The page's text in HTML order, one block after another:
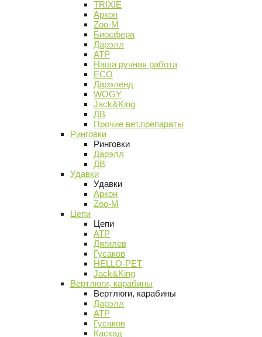
TRIXIE
Аркон
Zoo-M
Биосфера
Дарэлл
АТР
Наша ручная работа
ECO
Дарэленд
WOGY
Jack&King
ДВ
Прочие вет.препараты
Ринговки
Ринговки
Дарэлл
ДВ
Удавки
Удавки
Аркон
Zoo-M
Цепи
Цепи
АТР
Дягилев
Гусаков
HELLO-PET
Jack&King
Вертлюги, карабины
Вертлюги, карабины
Дарэлл
АТР
Гусаков
Каскад